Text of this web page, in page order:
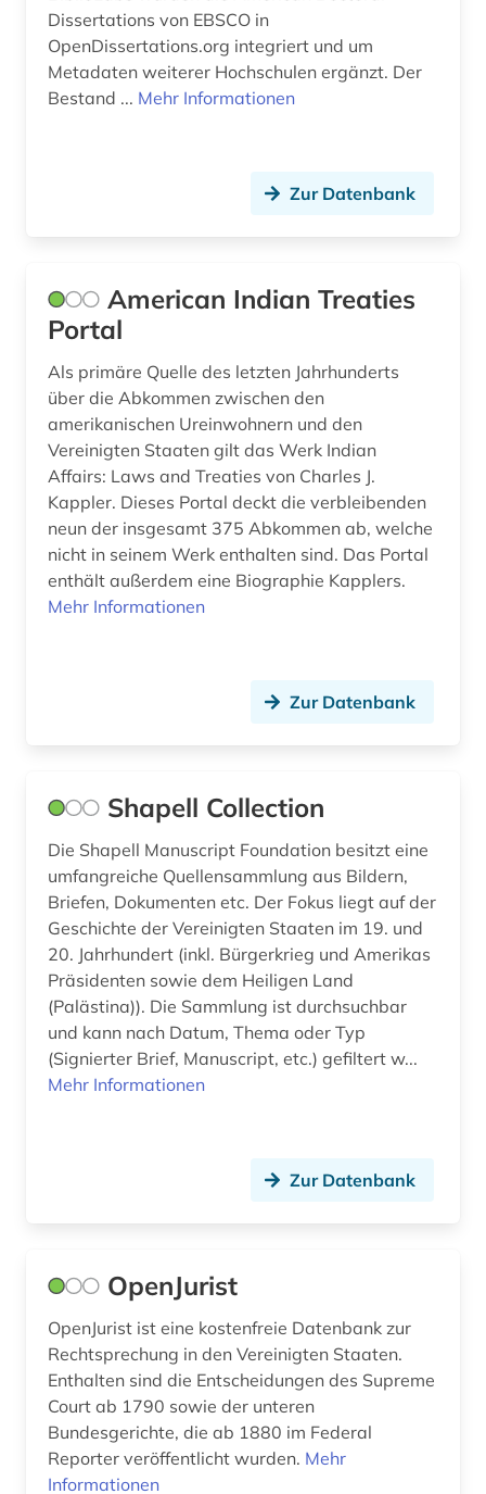
sozialwissenschaft (2)
sozialwissenschaften (5)
staatsreligion (1)
streaming (1)
studentenproteste (1)
suchmaschine (1)
südstaaten (1)
terrorismus (1)
toxikologie (1)
türkei (1)
umfrage (1)
umwelt (2)
umweltgeschichte (1)
unterhaltung (1)
unterhaltungsmusik (2)
verlagswesen (1)
vermögen (1)
verwaltungswissenschaft (1)
video (1)
vielfalt (1)
Dissertations von EBSCO in
OpenDissertations.org integriert und um
Metadaten weiterer Hochschulen ergänzt. Der
Bestand ... Mehr Informationen
Zur Datenbank
American Indian Treaties
Portal
Als primäre Quelle des letzten Jahrhunderts
über die Abkommen zwischen den
amerikanischen Ureinwohnern und den
Vereinigten Staaten gilt das Werk Indian
Affairs: Laws and Treaties von Charles J.
Kappler. Dieses Portal deckt die verbleibenden
neun der insgesamt 375 Abkommen ab, welche
nicht in seinem Werk enthalten sind. Das Portal
enthält außerdem eine Biographie Kapplers.
Mehr Informationen
Zur Datenbank
Shapell Collection
Die Shapell Manuscript Foundation besitzt eine
umfangreiche Quellensammlung aus Bildern,
Briefen, Dokumenten etc. Der Fokus liegt auf der
Geschichte der Vereinigten Staaten im 19. und
20. Jahrhundert (inkl. Bürgerkrieg und Amerikas
Präsidenten sowie dem Heiligen Land
(Palästina)). Die Sammlung ist durchsuchbar
und kann nach Datum, Thema oder Typ
(Signierter Brief, Manuscript, etc.) gefiltert w...
Mehr Informationen
Zur Datenbank
OpenJurist
OpenJurist ist eine kostenfreie Datenbank zur
Rechtsprechung in den Vereinigten Staaten.
Enthalten sind die Entscheidungen des Supreme
Court ab 1790 sowie der unteren
Bundesgerichte, die ab 1880 im Federal
Reporter veröffentlicht wurden. Mehr
Informationen